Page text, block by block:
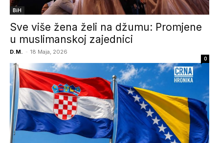
BiH
Sve više žena želi na džumu: Promjene
u muslimanskoj zajednici
D.M. - 18 Maja, 2026
0